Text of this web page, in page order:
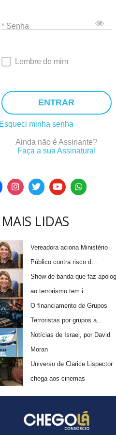
* Senha
Lembre de mim
ENTRAR
minha senha
Ainda não é Assinante?
Faça a sua Assinatura!
LIDAS
Vereadora aciona Ministério
Público contra risco d...
Show de banda que faz
ao terrorismo tem i...
O financiamento de Grupos
Terroristas por grupos a...
Notícias de Israel, por David
Moran
Universo de Clarice Lispector
chega aos cinemas